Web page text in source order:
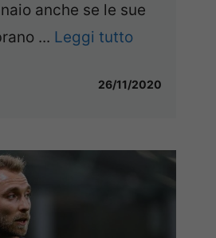
anche se le sue
... Leggi tutto
26/11/2020